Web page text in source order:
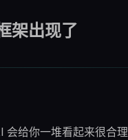
架出现了
给你一堆看起来很合